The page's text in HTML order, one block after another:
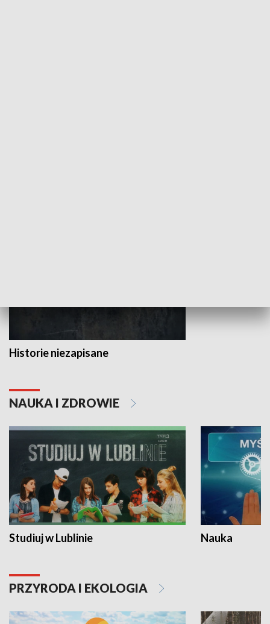
Historie niezapisane
NAUKA I ZDROWIE
Studiuj w Lublinie Nauka
PRZYRODA I EKOLOGIA